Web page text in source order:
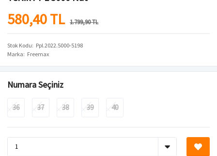
580,40 TL 1.799,90 TL
Stok Kodu
Ppl.2022.5000-5198
Marka
Freemax
Numara Seçiniz
36 37 38 39 40